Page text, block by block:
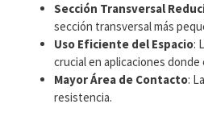
Sección Transversal
sección transversal más
Uso Eficiente del Espacio:
crucial en aplicaciones donde
Mayor Área de Contacto:
resistencia.